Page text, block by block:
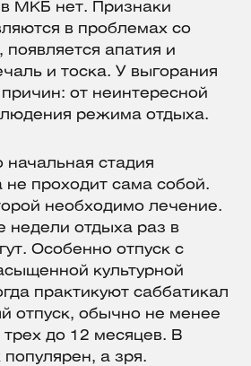
в МКБ нет. Признаки
в проблемах со
апатия и
и тоска. У выгорания
от неинтересной
режима отдыха.
стадия
не проходит сама собой.
необходимо лечение.
недели отдыха раз в
Особенно отпуск с
культурной
практикуют саббатикал
отпуск, обычно не менее
трех до 12 месяцев. В
популярен, а зря.